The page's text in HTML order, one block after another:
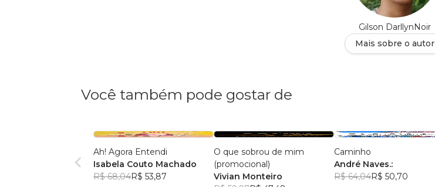
Gilson DarllynNoir
Mais sobre o autor
Você também pode gostar de
Ah! Agora Entendi
Isabela Couto Machado
R$ 68,04R$ 53,87
O que sobrou de mim
(promocional)
Vivian Monteiro
Caminho
André Naves.:
R$ 64,04R$ 50,70